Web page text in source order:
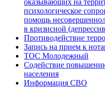
оказывающих на
психологическое
помощь
в кризисной
Противодействие
Запись на прием к
ТОС Молодежный
Содействие
населения
Информация СВО